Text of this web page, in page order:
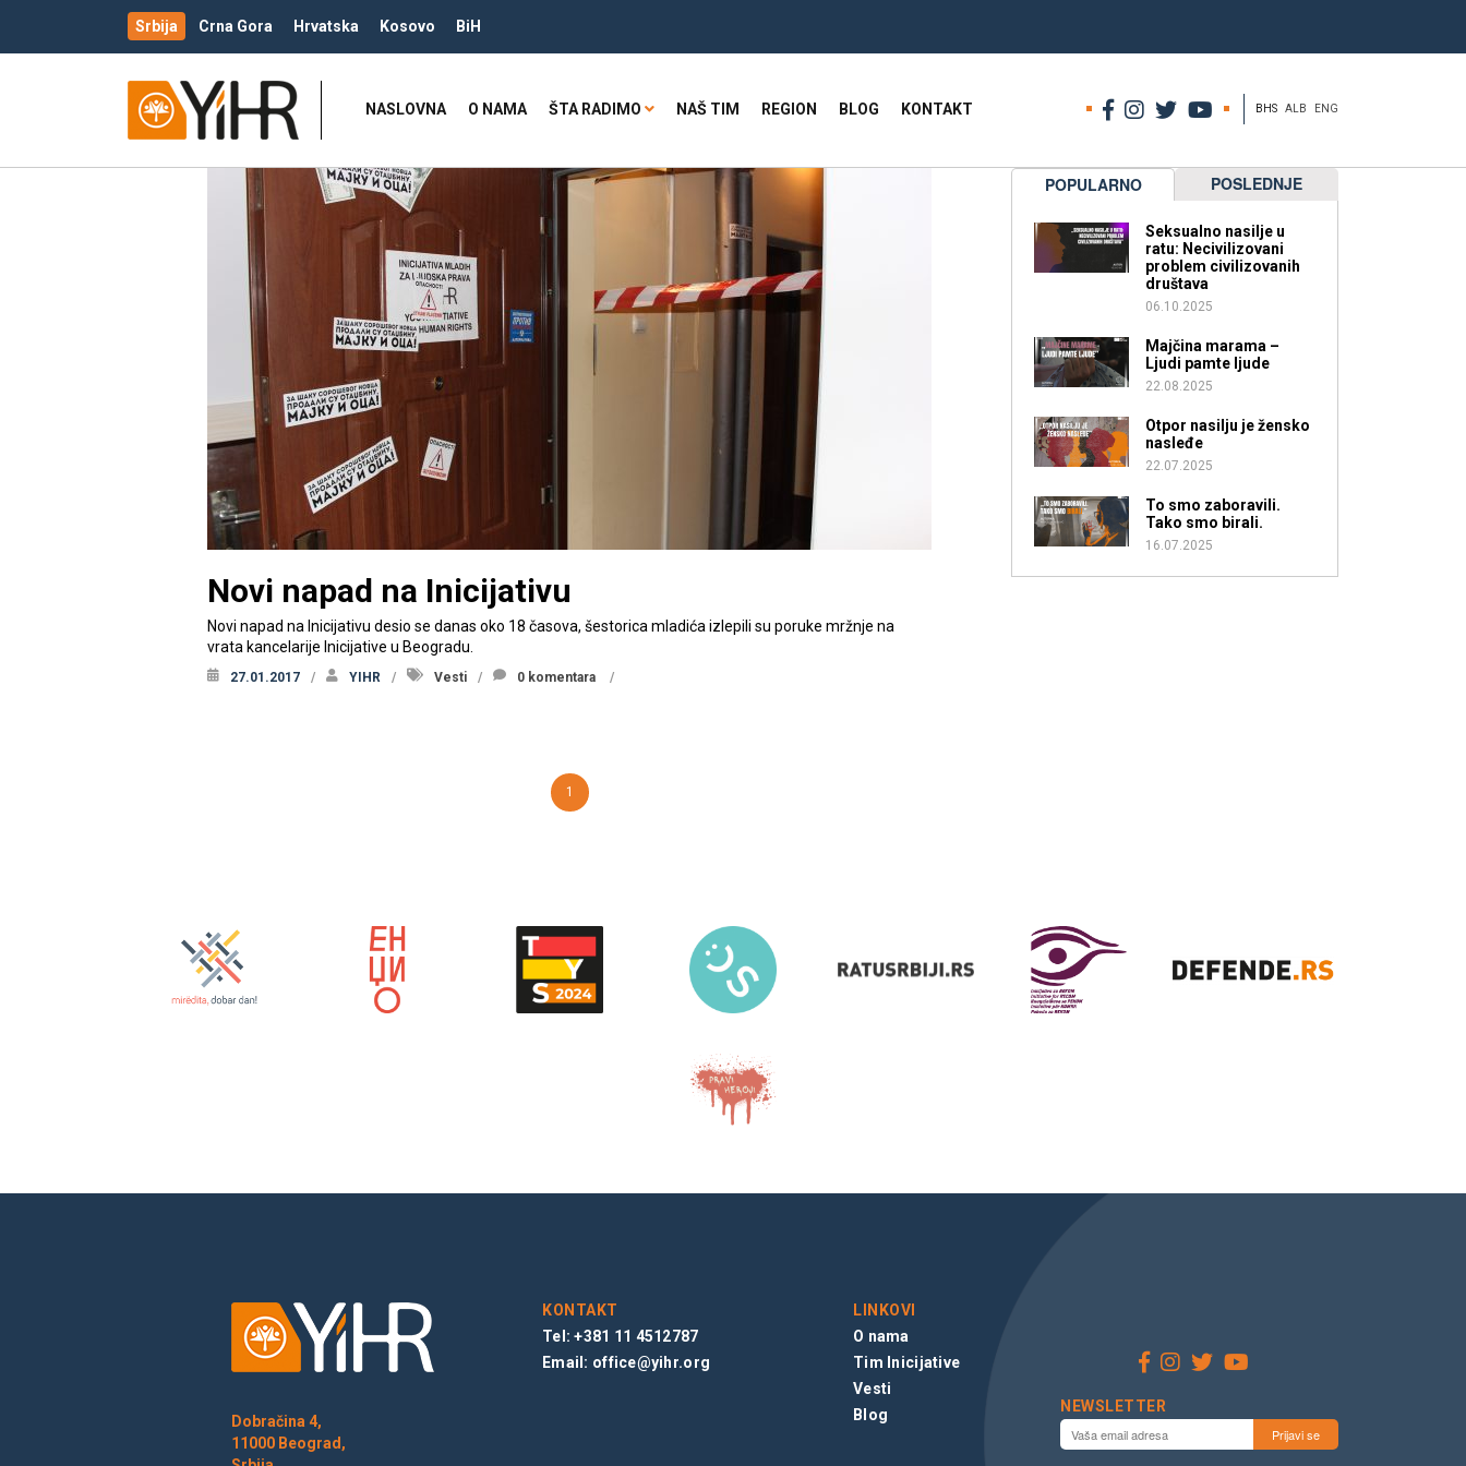
Srbija Crna Gora Hrvatska Kosovo BiH
NASLOVNA O NAMA ŠTA RADIMO NAŠ TIM REGION BLOG KONTAKT BHS ALB ENG
Novi napad na Inicijativu
Novi napad na Inicijativu desio se danas oko 18 časova, šestorica mladića izlepili su poruke mržnje na
vrata kancelarije Inicijative u Beogradu.
27.01.2017 YIHR Vesti 0 komentara
1
POPULARNO POSLEDNJE
Seksualno nasilje u
ratu: Necivilizovani
problem civilizovanih
društava
06.10.2025
Majčina marama –
Ljudi pamte ljude
22.08.2025
Otpor nasilju je žensko
nasleđe
22.07.2025
To smo zaboravili.
Tako smo birali.
16.07.2025
Dobračina 4,
11000 Beograd,
KONTAKT
Tel: +381 11 4512787
Email: office@yihr.org
LINKOVI
O nama
Tim Inicijative
Vesti
Blog
NEWSLETTER